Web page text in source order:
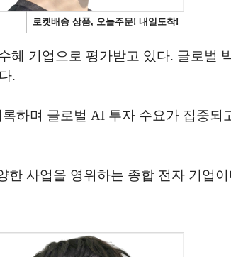
기업으로 평가받고 있다. 글로벌
.
하며 글로벌 AI 투자 수요가 집중
사업을 영위하는 종합 전자 기업